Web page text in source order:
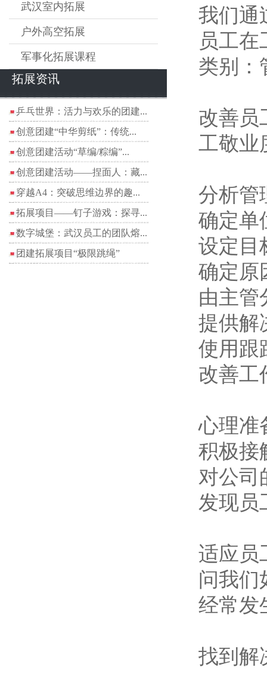
武汉室内拓展
户外高空拓展
军事化拓展课程
拓展资讯
乒乓世界：活力与欢乐的团建...
创意团建“中华剪纸”：传统...
创意团建活动“草编/粽编”...
创意团建活动——捏面人：藏...
穿越A4：突破思维边界的趣...
拓展项目——钉子游戏：探寻...
数字城堡：武汉员工的团队熔...
团建拓展项目“极限跳绳”
我们通
员工
类别：
改善员
工敬业
分析管
确定单
设定目
确定原
由主管
提供解
使用跟
改善工
心理准
积极接
对公司
发现员
适应员
问我们
经常发
找到解